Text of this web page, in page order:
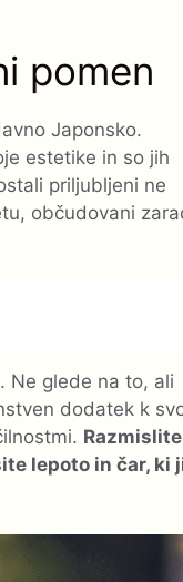
pomen
Japonsko.
estetike in so jih
priljubljeni ne
občudovani
Ne glede na to, ali
dodatek k
lepoto in čar, ki